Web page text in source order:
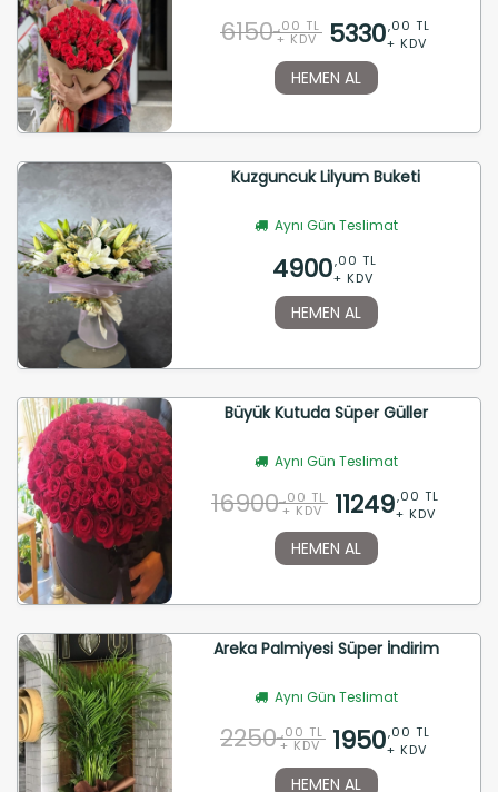
6150 ,00 TL
+ KDV 5330,00 TL
+ KDV
HEMEN AL
Kuzguncuk Lilyum Buketi
Aynı Gün Teslimat
4900,00 TL
+ KDV
HEMEN AL
Büyük Kutuda Süper Güller
Aynı Gün Teslimat
16900 ,00 TL
+ KDV 11249,00 TL
+ KDV
HEMEN AL
Areka Palmiyesi Süper İndirim
Aynı Gün Teslimat
2250 ,00 TL
+ KDV 1950,00 TL
+ KDV
HEMEN AL